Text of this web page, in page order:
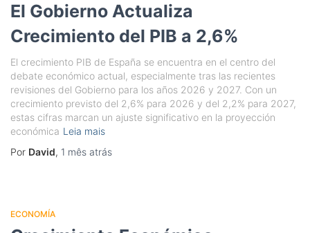
El Gobierno Actualiza
Crecimiento del PIB a 2,6%
El crecimiento PIB de España se encuentra en el centro del
debate económico actual, especialmente tras las recientes
revisiones del Gobierno para los años 2026 y 2027. Con un
crecimiento previsto del 2,6% para 2026 y del 2,2% para 2027,
estas cifras marcan un ajuste significativo en la proyección
económica Leia mais
Por David, 1 mês atrás
ECONOMÍA